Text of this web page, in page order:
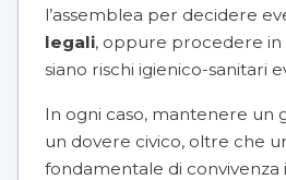
l’assemblea per decidere
legali, oppure procedere in
siano rischi igienico-sanitari
In ogni caso, mantenere un
un dovere civico, oltre che
fondamentale di convivenza